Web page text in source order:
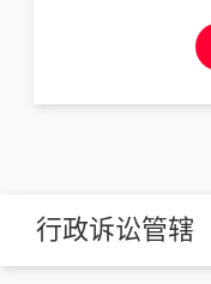
行政诉讼管辖